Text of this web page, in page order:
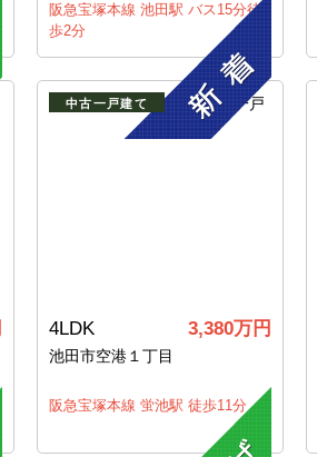
阪急宝塚本線 池田駅 バス15分徒
歩2分
中古一戸建て
4LDK 3,380万円
池田市空港１丁目
阪急宝塚本線 蛍池駅 徒歩11分